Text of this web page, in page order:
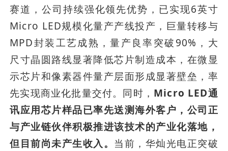
赛道，公司持续强化领先优势，已实现6英寸
Micro LED规模化量产产线投产，巨量转移与
MPD封装工艺成熟，量产良率突破90%，大
尺寸晶圆路线显著降低芯片制造成本，在微显
示芯片和像素器件量产层面形成显著壁垒，率
先实现商业化批量交付。同时， Micro LED通
讯应用芯片样品已率先送测海外客户，公司正
与产业链伙伴积极推进该技术的产业化落地，
但目前尚未产生收入。 当前，华灿光电正突破